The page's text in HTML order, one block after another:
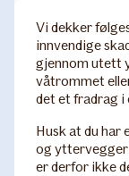
Vi dekker
innvendige
gjennom utett
våtrommet
det et fradrag i
Husk at du har
og yttervegger
er derfor ikke